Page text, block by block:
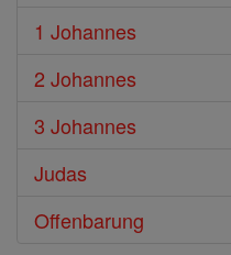
1 Johannes
2 Johannes
3 Johannes
Judas
Offenbarung